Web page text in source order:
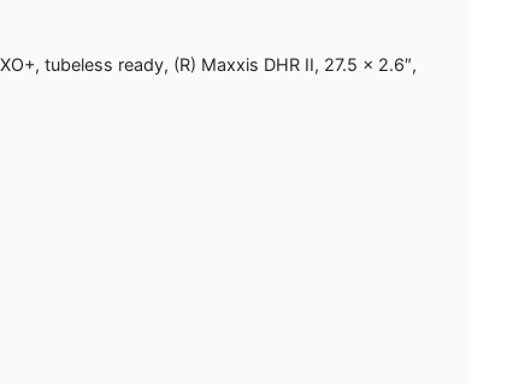
tubeless ready, (R) Maxxis DHR II, 27.5 x 2.6″,